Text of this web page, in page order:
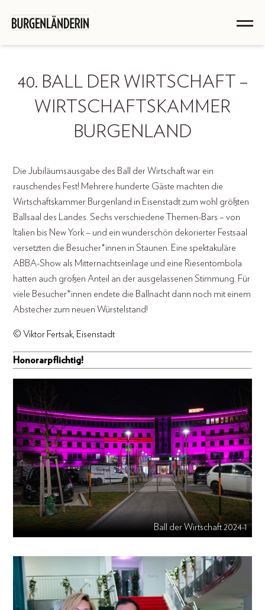
40. BALL DER WIRTSCHAFT –
WIRTSCHAFTSKAMMER
BURGENLAND
Die Jubiläumsausgabe des Ball der Wirtschaft war ein
rauschendes Fest! Mehrere hunderte Gäste machten die
Wirtschaftskammer Burgenland in Eisenstadt zum wohl größten
Ballsaal des Landes. Sechs verschiedene Themen-Bars – von
Italien bis New York – und ein wunderschön dekorierter Festsaal
versetzten die Besucher*innen in Staunen. Eine spektakuläre
ABBA-Show als Mitternachtseinlage und eine Riesentombola
hatten auch großen Anteil an der ausgelassenen Stimmung. Für
viele Besucher*innen endete die Ballnacht dann noch mit einem
Abstecher zum neuen Würstelstand!
© Viktor Fertsak, Eisenstadt
Honorarpflichtig!
Ball der Wirtschaft 2024-1